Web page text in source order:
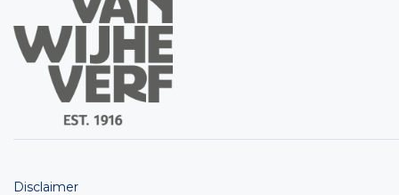
Disclaimer